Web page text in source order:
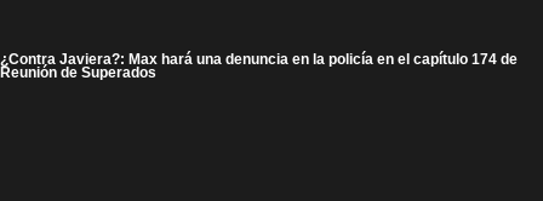
¿Contra Javiera?: Max hará una denuncia en la policía en el capítulo 174 de
Reunión de Superados